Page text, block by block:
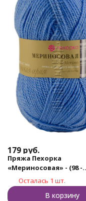
179 руб.
Пряжа Пехорка
«Мериносовая» - (98 -
Лесной колокольчик)
Осталась 1 шт.
В корзину